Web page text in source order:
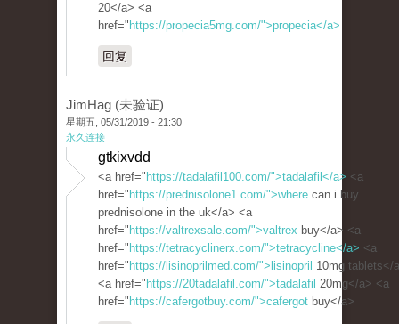
20</a> <a
href=" https://propecia5mg.com/">propecia</a>
回复
JimHag (未验证)
星期五, 05/31/2019 - 21:30
永久连接
gtkixvdd
<a href=" https://tadalafil100.com/">tadalafil</a> <a
href=" https://prednisolone1.com/">where can i buy
prednisolone in the uk</a> <a
href=" https://valtrexsale.com/">valtrex buy</a> <a
href=" https://tetracyclinerx.com/">tetracycline</a> <a
href=" https://lisinoprilmed.com/">lisinopril 10mg tablets</
<a href=" https://20tadalafil.com/">tadalafil 20mg</a> <a
href=" https://cafergotbuy.com/">cafergot buy</a>